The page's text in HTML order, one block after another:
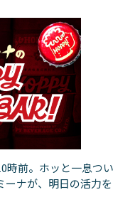
時前。ホッと一息つい
ーナが、明日の活力を